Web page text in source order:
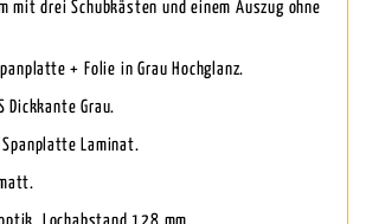
mit drei Schubkästen und einem Auszug ohne
+ Folie in Grau Hochglanz.
Dickkante Grau.
Laminat.